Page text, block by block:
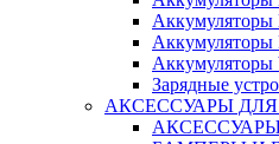
Аккумуляторы
Зарядные
АКСЕССУАРЫ
АКСЕССУАРЫ